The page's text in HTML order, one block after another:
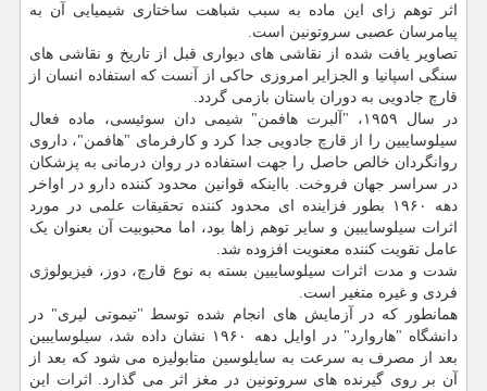
اثر توهم زای این ماده به سبب شباهت ساختاری شیمیایی آن به
پیامرسان عصبی سروتونین است.
تصاویر یافت شده از نقاشی های دیواری قبل از تاریخ و نقاشی های
سنگی اسپانیا و الجزایر امروزی حاکی از آنست که استفاده انسان از
قارچ جادویی به دوران باستان بازمی گردد.
در سال ۱۹۵۹، "آلبرت هافمن" شیمی دان سوئیسی، ماده فعال
سیلوسایبین را از قارچ جادویی جدا کرد و کارفرمای "هافمن"، داروی
روانگردان خالص حاصل را جهت استفاده در روان درمانی به پزشکان
در سراسر جهان فروخت. بااینکه قوانین محدود کننده دارو در اواخر
دهه ۱۹۶۰ بطور فزاینده ای محدود کننده تحقیقات علمی در مورد
اثرات سیلوسایبین و سایر توهم زاها بود، اما محبوبیت آن بعنوان یک
عامل تقویت کننده معنویت افزوده شد.
شدت و مدت اثرات سیلوسایبین بسته به نوع قارچ، دوز، فیزیولوژی
فردی و غیره متغیر است.
همانطور که در آزمایش های انجام شده توسط "تیموتی لیری" در
دانشگاه "هاروارد" در اوایل دهه ۱۹۶۰ نشان داده شد، سیلوسایبین
بعد از مصرف به سرعت به سایلوسین متابولیزه می شود که بعد از
آن بر روی گیرنده های سروتونین در مغز اثر می گذارد. اثرات این